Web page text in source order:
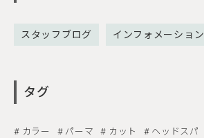
スタッフブログ インフォメーション
タグ
カラー パーマ カット
ヘッドスパ